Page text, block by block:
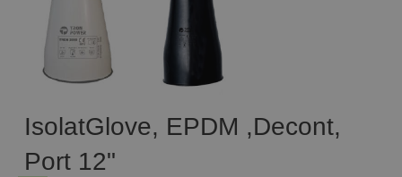
IsolatGlove, EPDM ,Decont,
Port 12"